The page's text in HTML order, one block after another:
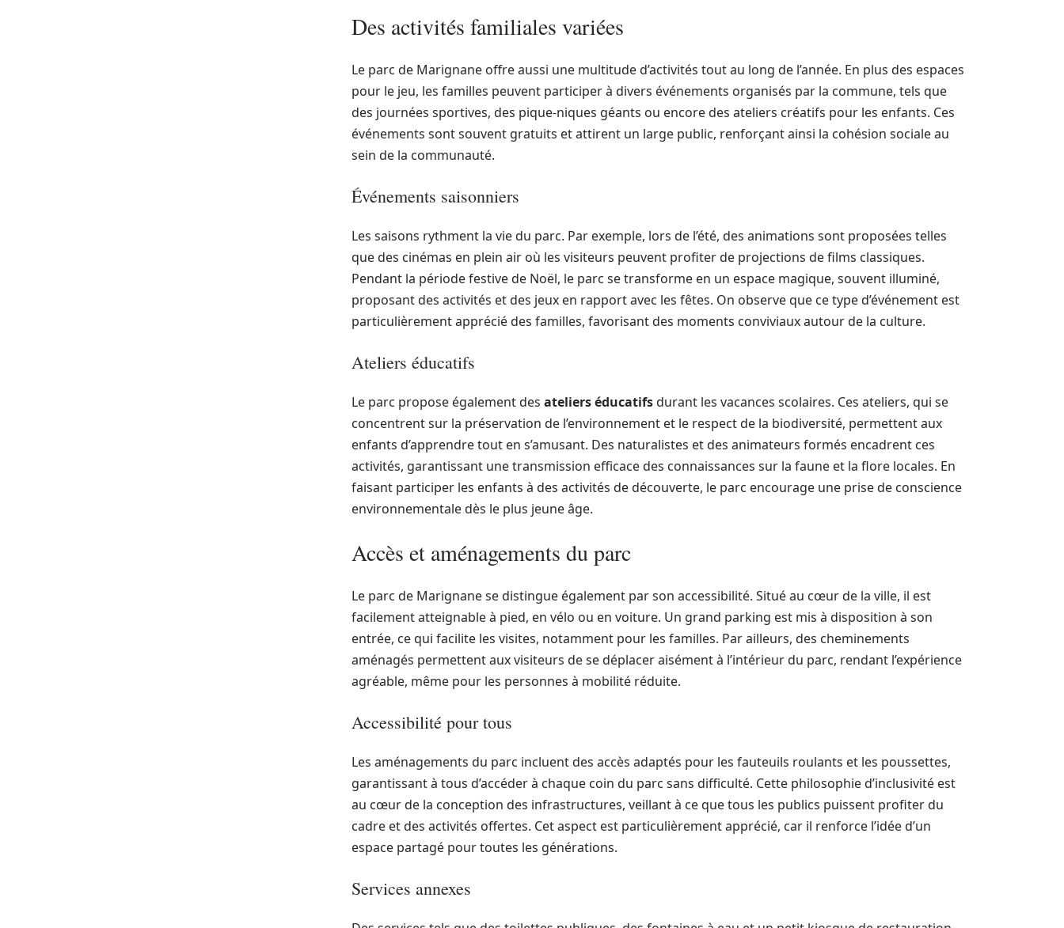
Des activités familiales variées
Le parc de Marignane offre aussi une multitude d’activités tout au long de l’année. En plus des espaces
pour le jeu, les familles peuvent participer à divers événements organisés par la commune, tels que
des journées sportives, des pique-niques géants ou encore des ateliers créatifs pour les enfants. Ces
événements sont souvent gratuits et attirent un large public, renforçant ainsi la cohésion sociale au
sein de la communauté.
Événements saisonniers
Les saisons rythment la vie du parc. Par exemple, lors de l’été, des animations sont proposées telles
que des cinémas en plein air où les visiteurs peuvent profiter de projections de films classiques.
Pendant la période festive de Noël, le parc se transforme en un espace magique, souvent illuminé,
proposant des activités et des jeux en rapport avec les fêtes. On observe que ce type d’événement est
particulièrement apprécié des familles, favorisant des moments conviviaux autour de la culture.
Ateliers éducatifs
Le parc propose également des ateliers éducatifsdurant les vacances scolaires. Ces ateliers, qui se
concentrent sur la préservation de l’environnement et le respect de la biodiversité, permettent aux
enfants d’apprendre tout en s’amusant. Des naturalistes et des animateurs formés encadrent ces
activités, garantissant une transmission efficace des connaissances sur la faune et la flore locales. En
faisant participer les enfants à des activités de découverte, le parc encourage une prise de conscience
environnementale dès le plus jeune âge.
Accès et aménagements du parc
Le parc de Marignane se distingue également par son accessibilité. Situé au cœur de la ville, il est
facilement atteignable à pied, en vélo ou en voiture. Un grand parking est mis à disposition à son
entrée, ce qui facilite les visites, notamment pour les familles. Par ailleurs, des cheminements
aménagés permettent aux visiteurs de se déplacer aisément à l’intérieur du parc, rendant l’expérience
agréable, même pour les personnes à mobilité réduite.
Accessibilité pour tous
Les aménagements du parc incluent des accès adaptés pour les fauteuils roulants et les poussettes,
garantissant à tous d’accéder à chaque coin du parc sans difficulté. Cette philosophie d’inclusivité est
au cœur de la conception des infrastructures, veillant à ce que tous les publics puissent profiter du
cadre et des activités offertes. Cet aspect est particulièrement apprécié, car il renforce l’idée d’un
espace partagé pour toutes les générations.
Services annexes